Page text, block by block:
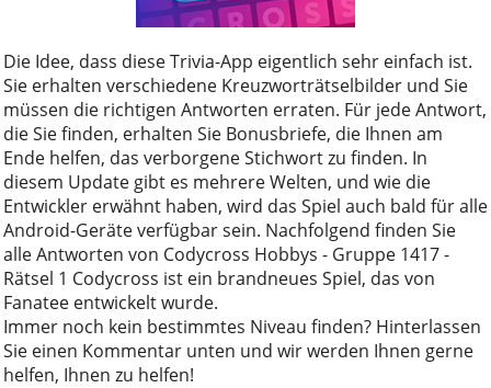
Die Idee, dass diese Trivia-App eigentlich sehr einfach ist.
Sie erhalten verschiedene Kreuzworträtselbilder und Sie
müssen die richtigen Antworten erraten. Für jede Antwort,
die Sie finden, erhalten Sie Bonusbriefe, die Ihnen am
Ende helfen, das verborgene Stichwort zu finden. In
diesem Update gibt es mehrere Welten, und wie die
Entwickler erwähnt haben, wird das Spiel auch bald für alle
Android-Geräte verfügbar sein. Nachfolgend finden Sie
alle Antworten von Codycross Hobbys - Gruppe 1417 -
Rätsel 1 Codycross ist ein brandneues Spiel, das von
Fanatee entwickelt wurde.
Immer noch kein bestimmtes Niveau finden? Hinterlassen
Sie einen Kommentar unten und wir werden Ihnen gerne
helfen, Ihnen zu helfen!